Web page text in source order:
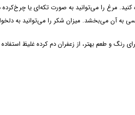
کنید. مرغ را می‌توانید به صورت تکه‌ای یا
آن می‌بخشد. میزان شکر را می‌توانید به
و طعم بهتر، از زعفران دم کرده غلیظ استفاده